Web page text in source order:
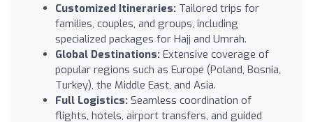
Customized Itineraries: Tailored trips for
families, couples, and groups, including
specialized packages for Hajj and Umrah.
Global Destinations: Extensive coverage of
popular regions such as Europe (Poland, Bosnia,
Turkey), the Middle East, and Asia.
Full Logistics: Seamless coordination of
flights, hotels, airport transfers, and guided